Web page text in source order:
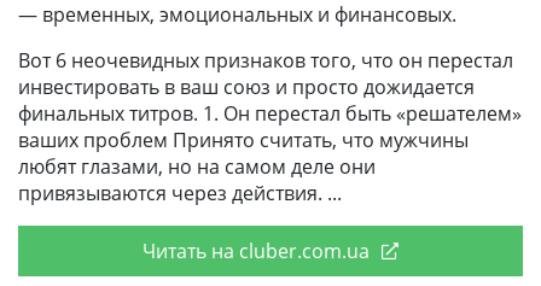
— временных, эмоциональных и финансовых.
Вот 6 неочевидных признаков того, что он перестал
инвестировать в ваш союз и просто дожидается
финальных титров. 1. Он перестал быть «решателем»
ваших проблем Принято считать, что мужчины
любят глазами, но на самом деле они
привязываются через действия.
Читать на cluber.com.ua